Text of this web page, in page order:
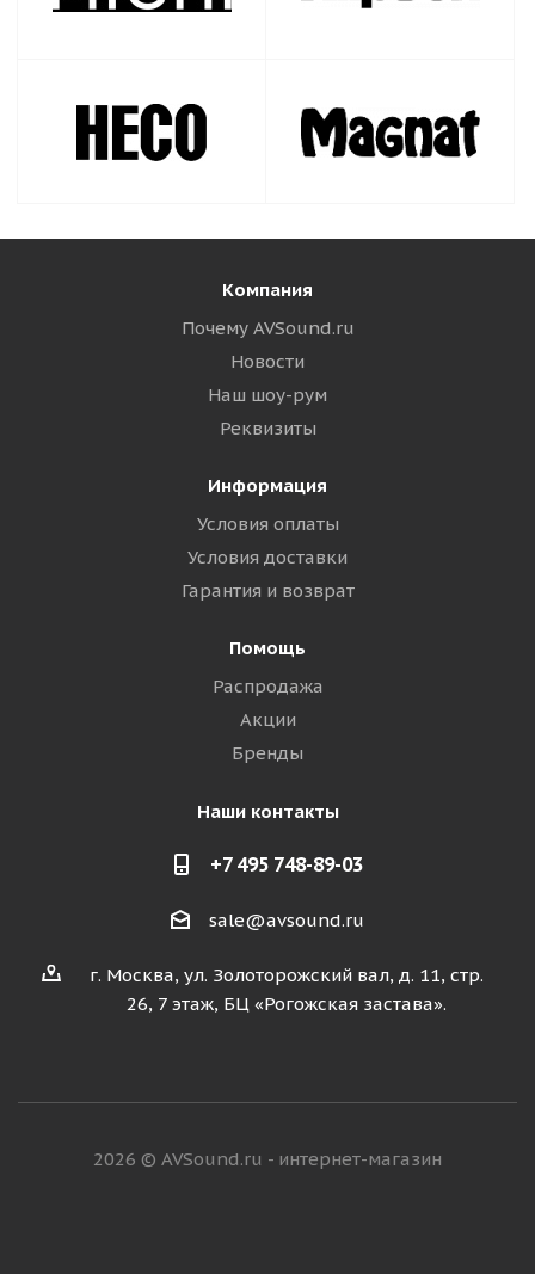
Компания
Почему AVSound.ru
Новости
Наш шоу-рум
Реквизиты
Информация
Условия оплаты
Условия доставки
Гарантия и возврат
Помощь
Распродажа
Акции
Бренды
Наши контакты
+7 495 748-89-03
sale@avsound.ru
г. Москва, ул. Золоторожский вал, д. 11, стр.
26, 7 этаж, БЦ «Рогожская застава».
2026 © AVSound.ru - интернет-магазин